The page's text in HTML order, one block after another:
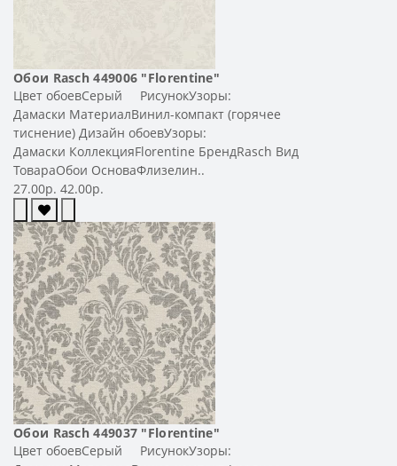
Обои Rasch 449006 "Florentine"
Цвет обоевСерый РисунокУзоры:
Дамаски МатериалВинил-компакт (горячее
тиснение) Дизайн обоевУзоры:
Дамаски КоллекцияFlorentine БрендRasch Вид
ТовараОбои ОсноваФлизелин..
27.00р. 42.00р.
Обои Rasch 449037 "Florentine"
Цвет обоевСерый РисунокУзоры: